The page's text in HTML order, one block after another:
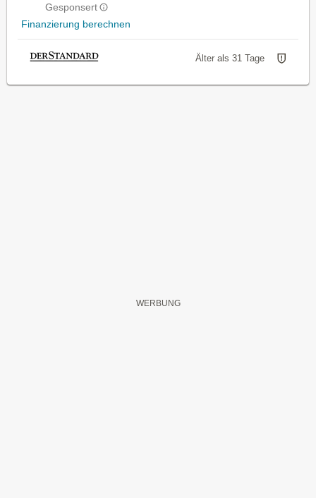
Gesponsert
Finanzierung berechnen
Älter als 31 Tage